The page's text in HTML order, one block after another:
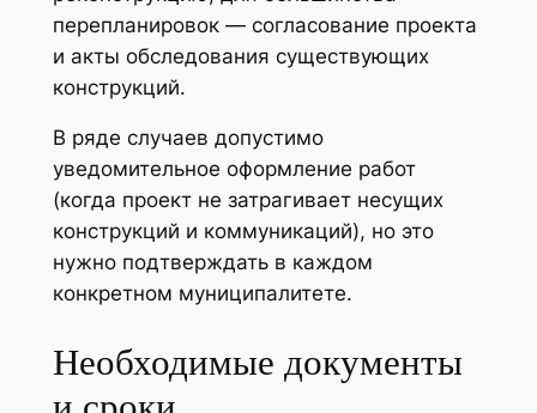
перепланировок — согласование проекта
и акты обследования существующих
конструкций.
В ряде случаев допустимо
уведомительное оформление работ
(когда проект не затрагивает несущих
конструкций и коммуникаций), но это
нужно подтверждать в каждом
конкретном муниципалитете.
Необходимые документы